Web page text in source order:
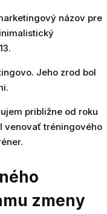
názov pre
Jeho zrod bol
približne od roku
venovať tréningového
zmeny